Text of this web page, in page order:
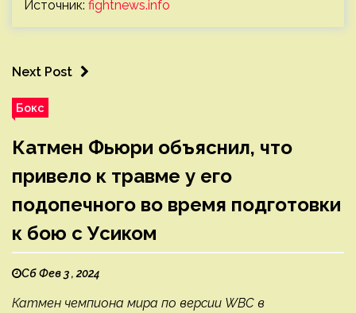
Источник: fightnews.info
Next Post
Бокс
Катмен Фьюри объяснил, что
привело к травме у его
подопечного во время подготовки
к бою с Усиком
Сб Фев 3 , 2024
Катмен чемпиона мира по версии WBC в